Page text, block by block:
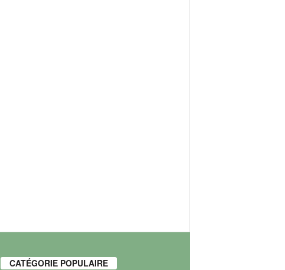
CATÉGORIE POPULAIRE